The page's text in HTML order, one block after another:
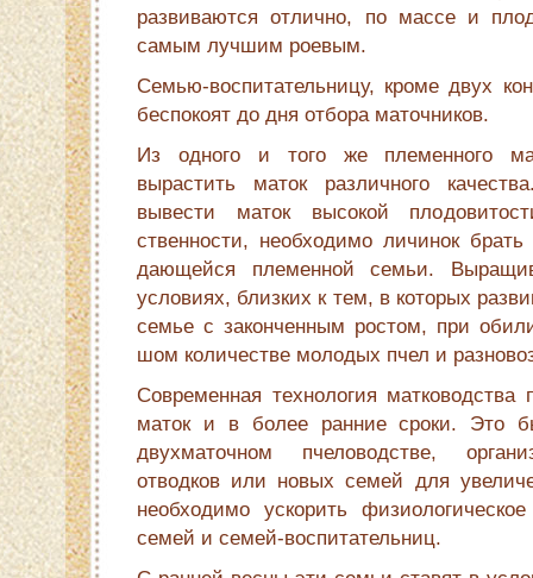
развиваются отлично, по массе и
самым лучшим роевым.
Семью-воспитательницу, кроме двух
беспокоят до дня отбора маточников.
Из одного и того же племенного
вырастить маток различного
вывести маток высокой
ственности, необходимо личинок
дающейся племенной семьи.
условиях, близких к тем, в которых
семье с законченным ростом, при
шом количестве молодых пчел и
Современная технология матководства
маток и в более ранние сроки. Это
двухматочном пчеловодстве,
отводков или новых семей для
необходимо ускорить
семей и семей-воспитательниц.